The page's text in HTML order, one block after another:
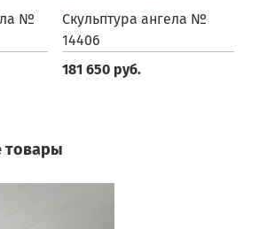
№
Скульптура ангела №
14406
181 650 руб.
товары